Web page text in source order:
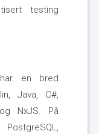
testing
en bred
Java, C#,
NxJS. På